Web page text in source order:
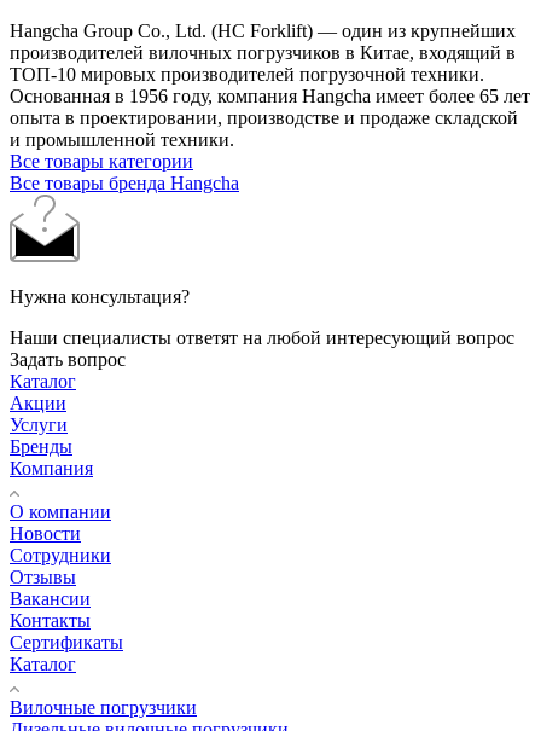
Hangcha Group Co., Ltd. (HC Forklift) — один из крупнейших
производителей вилочных погрузчиков в Китае, входящий в
ТОП-10 мировых производителей погрузочной техники.
Основанная в 1956 году, компания Hangcha имеет более 65 лет
опыта в проектировании, производстве и продаже складской
и промышленной техники.
Все товары категории
Все товары бренда Hangcha
Нужна консультация?
Наши специалисты ответят на любой интересующий вопрос
Задать вопрос
Каталог
Акции
Услуги
Бренды
Компания
О компании
Новости
Сотрудники
Отзывы
Вакансии
Контакты
Сертификаты
Каталог
Вилочные погрузчики